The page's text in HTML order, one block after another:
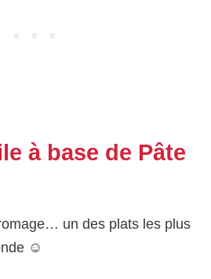
à base de Pâte
un des plats les plus
☺